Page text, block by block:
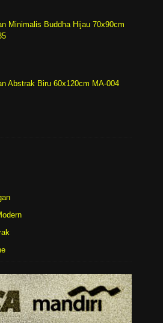
Minimalis Buddha Hijau 70x90cm
Abstrak Biru 60x120cm MA-004